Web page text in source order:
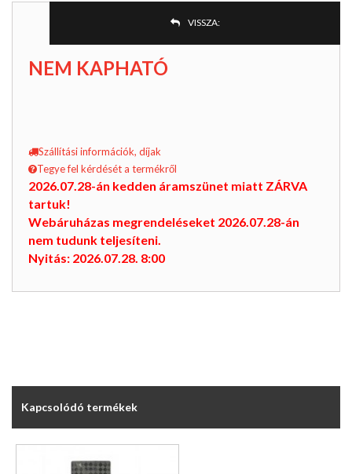
VISSZA:
NEM KAPHATÓ
Szállítási információk, díjak
Tegye fel kérdését a termékről
2026.07.28-án kedden áramszünet miatt ZÁRVA
tartuk!
Webáruházas megrendeléseket 2026.07.28-án
nem tudunk teljesíteni.
Nyitás: 2026.07.28. 8:00
Kapcsolódó termékek